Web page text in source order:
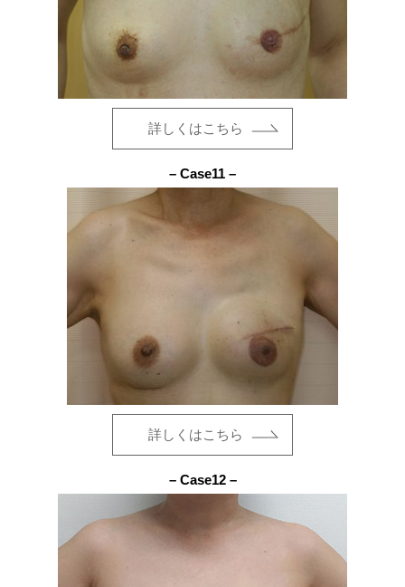
詳しくはこちら
– Case11 –
詳しくはこちら
– Case12 –